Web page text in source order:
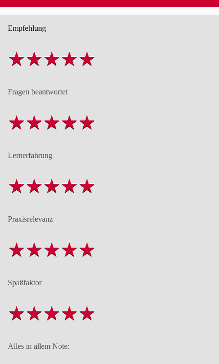
Empfehlung
Fragen beantwortet
Lernerfahrung
Praxisrelevanz
Spaßfaktor
Alles in allem Note: